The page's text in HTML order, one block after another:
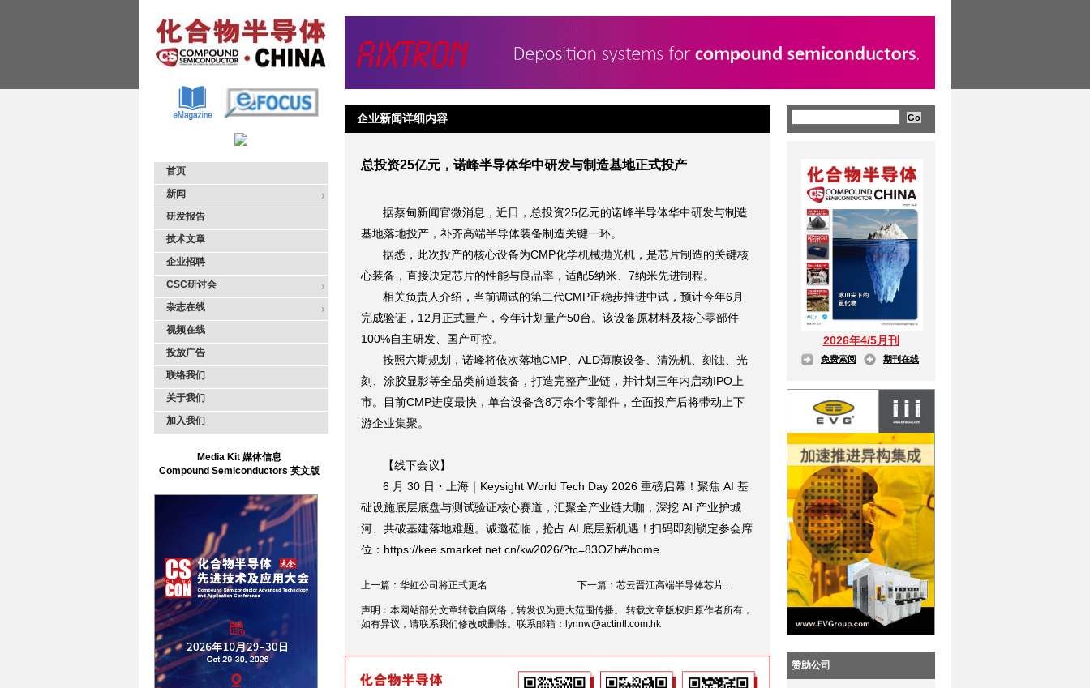
首页
新闻
研发报告
技术文章
企业招聘
CSC研讨会
杂志在线
视频在线
投放广告
联络我们
关于我们
加入我们
Media Kit 媒体信息
Compound Semiconductors 英文版
企业新闻详细内容
总投资25亿元，诺峰半导体华中研发与制造基地正式投产
据蔡甸新闻官微消息，近日，总投资25亿元的诺峰半导体华中研发与制造
基地落地投产，补齐高端半导体装备制造关键一环。
据悉，此次投产的核心设备为CMP化学机械抛光机，是芯片制造的关键核
心装备，直接决定芯片的性能与良品率，适配5纳米、7纳米先进制程。
相关负责人介绍，当前调试的第二代CMP正稳步推进中试，预计今年6月
完成验证，12月正式量产，今年计划量产50台。该设备原材料及核心零部件
100%自主研发、国产可控。
按照六期规划，诺峰将依次落地CMP、ALD薄膜设备、清洗机、刻蚀、光
刻、涂胶显影等全品类前道装备，打造完整产业链，并计划三年内启动IPO上
市。目前CMP进度最快，单台设备含8万余个零部件，全面投产后将带动上下
游企业集聚。
【线下会议】
6 月 30 日・上海｜Keysight World Tech Day 2026 重磅启幕！聚焦 AI 基
础设施底层底盘与测试验证核心赛道，汇聚全产业链大咖，深挖 AI 产业护城
河、共破基建落地难题。诚邀莅临，抢占 AI 底层新机遇！扫码即刻锁定参会席
位：https://kee.smarket.net.cn/kw2026/?tc=83OZh#/home
上一篇：华虹公司将正式更名 下一篇：芯云晋江高端半导体芯片...
声明：本网站部分文章转载自网络，转发仅为更大范围传播。 转载文章版权归原作者所有，
如有异议，请联系我们修改或删除。联系邮箱： lynnw@actintl.com.hk
2026年4/5月刊
免费索阅 期刊在线
赞助公司